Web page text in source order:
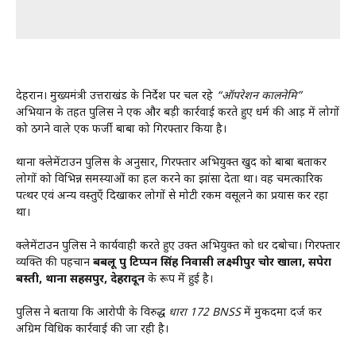
देहरादून। मुख्यमंत्री उत्तराखंड के निर्देश पर चल रहे “ऑपरेशन कालनेमि”
अभियान के तहत पुलिस ने एक और बड़ी कार्रवाई करते हुए धर्म की आड़ में लोगों
को ठगने वाले एक फर्जी बाबा को गिरफ्तार किया है।
थाना क्लेमेंटाउन पुलिस के अनुसार, गिरफ्तार अभियुक्त खुद को बाबा बताकर
लोगों को विभिन्न समस्याओं का हल करने का झांसा देता था। वह चमत्कारिक
पत्थर एवं अन्य वस्तुएँ दिखाकर लोगों से मोटी रकम वसूलने का प्रयास कर रहा
था।
क्लेमेंटाउन पुलिस ने कार्यवाही करते हुए उक्त अभियुक्त को धर दबोचा। गिरफ्तार
व्यक्ति की पहचान बबलू पुत्र टिप्पन सिंह निवासी लक्ष्मीपुर चोर खाला, सपेरा
बस्ती, थाना सहसपुर, देहरादून के रूप में हुई है।
पुलिस ने बताया कि आरोपी के विरुद्ध धारा 172 BNSSमें मुकदमा दर्ज कर
अग्रिम विधिक कार्रवाई की जा रही है।